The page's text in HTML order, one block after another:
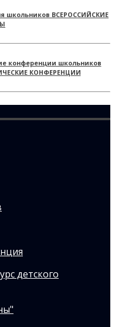
ВСЕРОССИЙСКИЕ
КОНФЕРЕНЦИИ
детского